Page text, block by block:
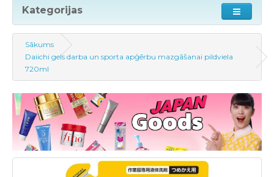
Kategorijas
Sākums
Daiichi gels darba un sporta apģērbu mazgāšanai pildviela
720ml